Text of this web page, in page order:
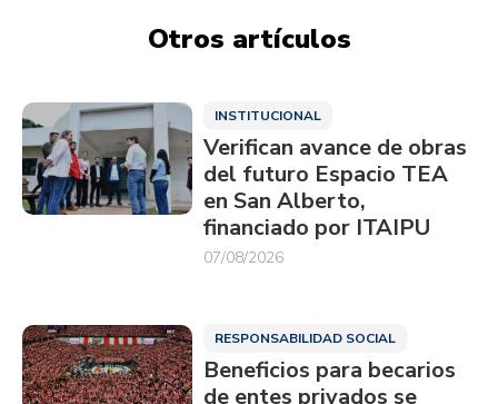
Otros artículos
INSTITUCIONAL
Verifican avance de obras
del futuro Espacio TEA
en San Alberto,
financiado por ITAIPU
07/08/2026
RESPONSABILIDAD SOCIAL
Beneficios para becarios
de entes privados se